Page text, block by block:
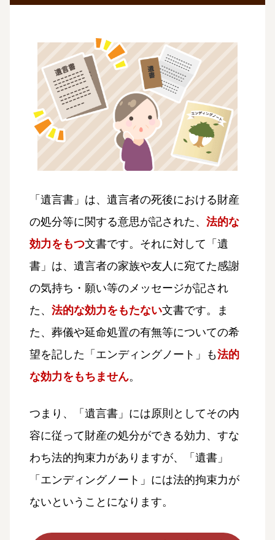
「遺言書」は、 遺言者の死後における財産
の処分等に関する意思が記された、 法的な
効力をもつ文書です。それに対して「遺
書」は、 遺言者の家族や友人に宛てた感謝
の気持ち・願い等のメッセージが記され
た、 法的な効力をもたない文書です。ま
た、 葬儀や延命処置の有無等についての希
望を記した「エンディングノート」も法的
な効力をもちません。
つまり、「遺言書」には原則としてその内
容に従って財産の処分ができる効力、すな
わち法的拘束力がありますが、「遺書」
「エンディングノート」には法的拘束力が
ないということになります。